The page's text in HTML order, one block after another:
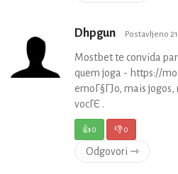
Dhpgun Postavljeno
Mostbet te convida
quem joga - https://
emoГ§ГЈo, mais
vocГЄ .
👍0 👎0
Odgovori ⇾